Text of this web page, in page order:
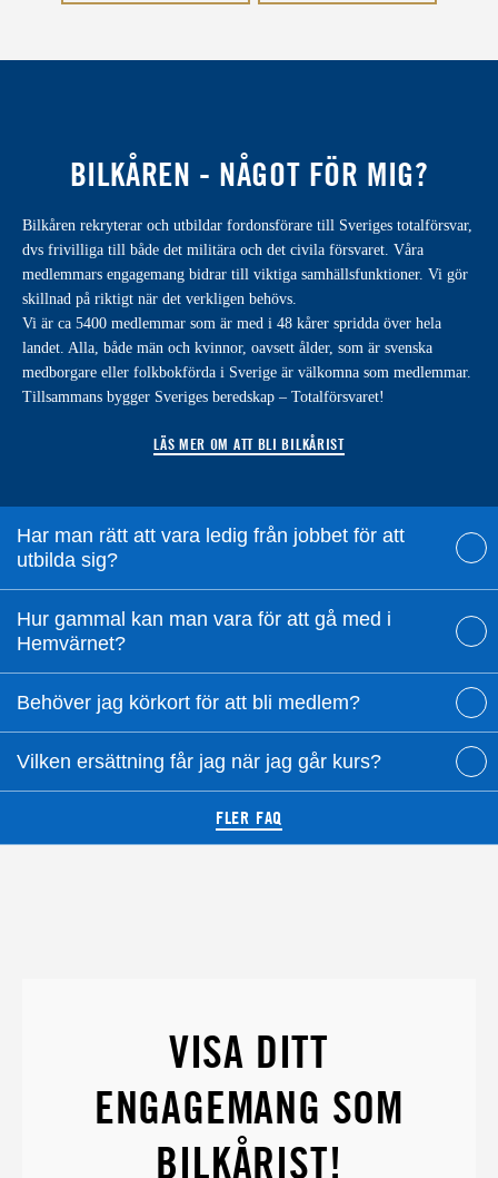
BILKÅREN - NÅGOT FÖR MIG?
Bilkåren rekryterar och utbildar fordonsförare till Sveriges totalförsvar,
dvs frivilliga till både det militära och det civila försvaret. Våra
medlemmars engagemang bidrar till viktiga samhällsfunktioner. Vi gör
skillnad på riktigt när det verkligen behövs.
Vi är ca 5400 medlemmar som är med i 48 kårer spridda över hela
landet. Alla, både män och kvinnor, oavsett ålder, som är svenska
medborgare eller folkbokförda i Sverige är välkomna som medlemmar.
Tillsammans bygger Sveriges beredskap – Totalförsvaret!
LÄS MER OM ATT BLI BILKÅRIST
Har man rätt att vara ledig från jobbet för att
utbilda sig?
Hur gammal kan man vara för att gå med i
Hemvärnet?
Behöver jag körkort för att bli medlem?
Vilken ersättning får jag när jag går kurs?
FLER FAQ
VISA DITT
ENGAGEMANG SOM
BILKÅRIST!